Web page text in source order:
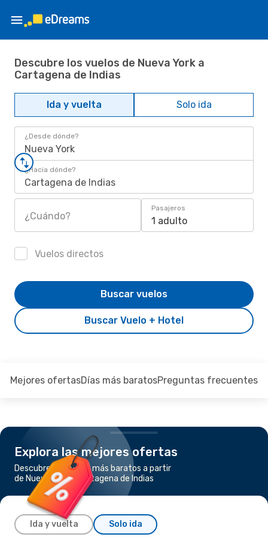
Descubre los vuelos de Nueva York a
Cartagena de Indias
Ida y vuelta Solo ida
¿Desde dónde?
Nueva York
¿Hacia dónde?
Cartagena de Indias
¿Cuándo?
Pasajeros
1 adulto
Vuelos directos
Buscar Vuelo + Hotel
Buscar vuelos
Mejores ofertasDías más baratosPreguntas frecuentes
Explora las mejores ofertas
Descubre los vuelos más baratos a partir
de Nueva York a Cartagena de Indias
Ida y vuelta Solo ida